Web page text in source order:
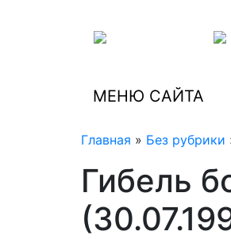
МЕНЮ САЙТА
Главная » Без рубрики
Гибель